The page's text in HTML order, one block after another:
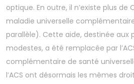
optique. En outre, il n’existe plus de
maladie universelle
parallèle). Cette aide, destinée aux
modestes, a été remplacée par
complémentaire de santé
l’ACS ont désormais les mêmes